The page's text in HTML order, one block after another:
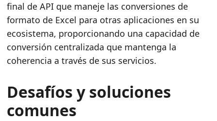
final de API que maneje las conversiones de
formato de Excel para otras aplicaciones en su
ecosistema, proporcionando una capacidad de
conversión centralizada que mantenga la
coherencia a través de sus servicios.
Desafíos y soluciones
comunes